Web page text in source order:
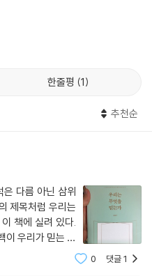
론적 신론」 중에서
표현했고, 또 어떤 이는 “참으
리를 확보하기 위해 다투어야 할
그 낯선 세계를 체화하기 위해
명히 우리가 알고 있는 정통 기독
가 한 번도 경험해 본 적이 없던
계 전반에 울려 퍼졌다. 그러나 개
. 이전에 우리는 ‘오직 개혁파 홀
지만, 그 수업 시간에 로마가톨릭
고, 다른 한편으로는 저항하고 개
것이다. 거기서 우리는 16세
거룩한 공회’의 역사 전체 가운데
저자는 우리가 공예배 시에 고백
학을 드러냄과 동시에, 그 개혁파
한줄평 1
추천순
다름 아닌 삼위
제목처럼 우리는
책에 실려 있다.
이 우리가 믿는 바
. 성령 하나님에 대
니라, 매 주일 교
0 댓글1